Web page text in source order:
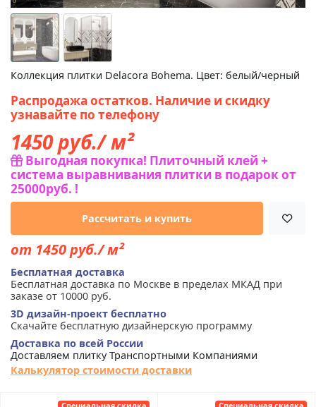
Коллекция плитки Delacora Bohema. Цвет: белый/черный
Распродажа остатков. Наличие и скидку
узнавайте по телефону
1450руб./ м²
Выгодная покупка! Плиточный клей +
система выравнивания плитки в подарок от
25000руб. !
Рассчитать и купить
от 1450 руб./ м²
Бесплатная доставка
Бесплатная доставка по Москве в пределах МКАД при
заказе от 10000 руб.
3D дизайн-проект бесплатно
Скачайте бесплатную дизайнерскую программу
Доставка по всей России
Доставляем плитку Транспортными Компаниями
Калькулятор стоимости доставки